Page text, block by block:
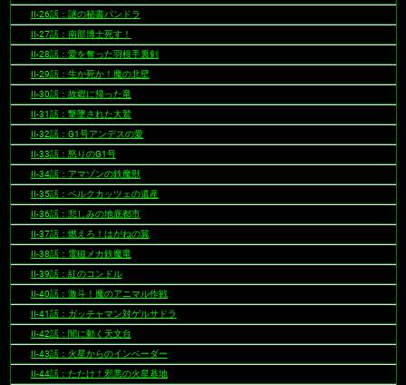
II-26話：謎の秘書パンドラ
II-27話：南部博士死す！
II-28話：愛を奪った羽根手裏剣
II-29話：生か死か！魔の北壁
II-30話：故郷に帰った竜
II-31話：撃墜された大鷲
II-32話：G1号アンデスの愛
II-33話：怒りのG1号
II-34話：アマゾンの鉄魔獣
II-35話：ベルクカッツェの遺産
II-36話：悲しみの地底都市
II-37話：燃えろ！はがねの翼
II-38話：電磁メカ鉄魔竜
II-39話：紅のコンドル
II-40話：激斗！魔のアニマル作戦
II-41話：ガッチャマン対ゲルサドラ
II-42話：闇に動く天文台
II-43話：火星からのインベーダー
II-44話：たたけ！邪悪の火星基地